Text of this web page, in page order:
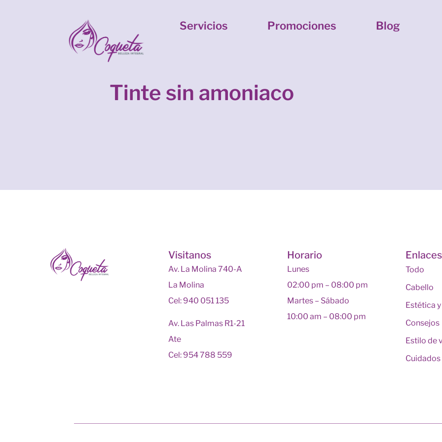
Servicios Promociones Blog
Tinte sin amoniaco
Visitanos
Av. La Molina 740-A
La Molina
Cel: 940 051 135
Av. Las Palmas R1-21
Ate
Cel: 954 788 559
Horario
Lunes
02:00 pm – 08:00 pm
Martes – Sábado
10:00 am – 08:00 pm
Enlaces
Todo
Cabello
Estética
Consejos
Estilo de